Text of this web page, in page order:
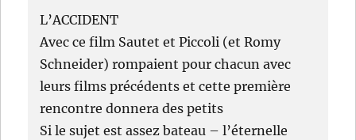
L’ACCIDENT
Avec ce film Sautet et Piccoli (et Romy
Schneider) rompaient pour chacun avec
leurs films précédents et cette première
rencontre donnera des petits
Si le sujet est assez bateau – l’éternelle